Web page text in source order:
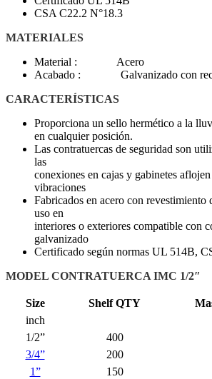
CSA C22.2 N°18.3
MATERIALES
Material : Acero
Acabado : Galvanizado con
CARACTERÍSTICAS
Proporciona un sello hermético a la
en cualquier posición.
Las contratuercas de seguridad son
las
conexiones en cajas y gabinetes
vibraciones
Fabricados en acero con revestimiento
uso en
interiores o exteriores compatible con
galvanizado
Certificado según normas UL 514B,
MODEL CONTRATUERCA IMC 1/2″
Size Shelf QTY
inch
1/2”
400
3/4”
200
1”
150